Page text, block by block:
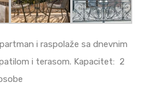
i raspolaže sa dnevnim
i terasom. Kapacitet: 2